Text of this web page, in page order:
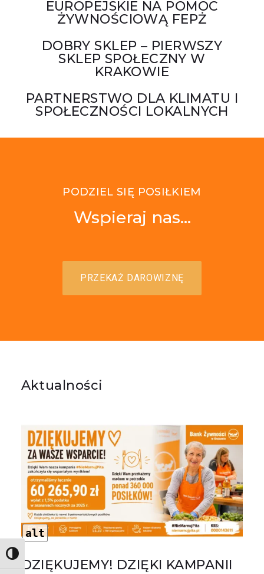
Wysoki kontrast
EUROPEJSKIE NA POMOC
ŻYWNOŚCIOWĄ FEPŻ
DOBRY SKLEP – PIERWSZY
SKLEP SPOŁECZNY W
KRAKOWIE
PARTNERSTWO DLA KLIMATU I
SPOŁECZNOŚCI LOKALNYCH
PODZIEL SIĘ POSIŁKIEM
Wspieraj nas...
PRZEKAŻ DAROWIZNĘ
Aktualności
alt
DZIĘKUJEMY! DZIĘKI KAMPANII